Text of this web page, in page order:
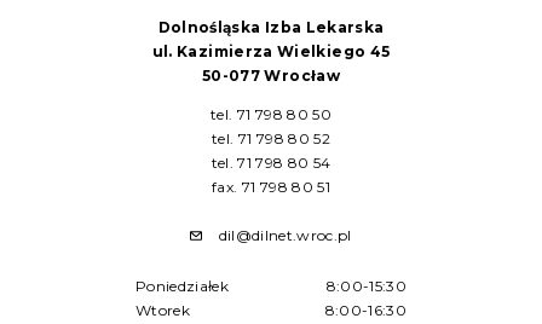
Dolnośląska Izba Lekarska
ul. Kazimierza Wielkiego 45
50-077 Wrocław
tel. 71 798 80 50
tel. 71 798 80 52
tel. 71 798 80 54
fax. 71 798 80 51
dil@dilnet.wroc.pl
Poniedziałek
8:00-15:30
Wtorek
8:00-16:30